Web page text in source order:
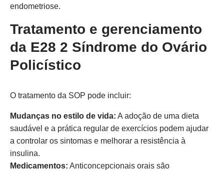
endometriose.
Tratamento e gerenciamento
da E28 2 Síndrome do Ovário
Policístico
O tratamento da SOP pode incluir:
Mudanças no estilo de vida: A adoção de uma dieta
saudável e a prática regular de exercícios podem ajudar
a controlar os sintomas e melhorar a resistência à
insulina.
Medicamentos: Anticoncepcionais orais são